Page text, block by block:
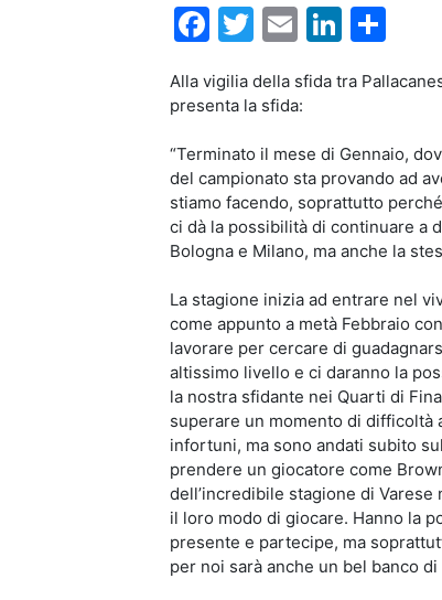
Facebook
Twitter
Email
Alla vigilia della sfida tra
presenta la sfida:
“Terminato il mese di Gennaio,
del campionato sta provando ad
stiamo facendo, soprattutto
ci dà la possibilità di continuare a
Bologna e Milano, ma anche la
La stagione inizia ad entrare nel
come appunto a metà Febbraio
lavorare per cercare di
altissimo livello e ci daranno la
la nostra sfidante nei Quarti di
superare un momento di difficoltà
infortuni, ma sono andati subito
prendere un giocatore come
dell’incredibile stagione di
il loro modo di giocare. Hanno la
presente e partecipe, ma
per noi sarà anche un bel banco